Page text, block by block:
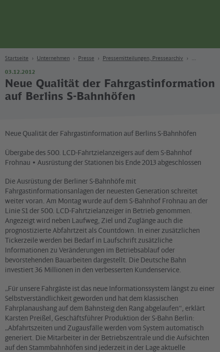
Startseite Unternehmen Presse Pressemitteilungen, Pressearchiv
03.12.2012
Neue Qualität der Fahrgastinformation
auf Berlins S-Bahnhöfen
Neue Qualität der Fahrgastinformation auf Berlins S-Bahnhöfen
Übergabe des 500. LCD-Fahrtzielanzeigers auf dem S-Bahnhof
Frohnau • Ausrüstung der Stationen bis Ende 2013 abgeschlossen
Die Ausrüstung der Berliner S-Bahnhöfe mit
Fahrgastinformationsanlagen der neuesten Generation schreitet
weiter voran. Am Montag wurde auf dem S-Bahnhof Frohnau an der
Linie S1 der 500. LCD-Fahrtzielanzeiger in Betrieb genommen.
Angezeigt wird neben Laufweg, Ziel und Zuglänge auch die
prognostizierte Abfahrtzeit als Countdown. In einer zusätzlichen
Tickerzeile werden bei Bedarf in Laufschrift zusätzliche
Informationen zu Veränderungen im Betriebsablauf oder
bevorstehenden Bauarbeiten dargestellt. Die Deutsche Bahn
investiert 36 Millionen in den verbesserten Kundenservice.
„Für unsere Fahrgäste ist das neue Informationssystem längst zu einer
Selbstverständlichkeit geworden und hat dem klassischen
Fahrplanaushang auf dem Bahnsteig den Rang abgelaufen“, erklärt
Karsten Preißel, Geschäftsführer Produktion der S-Bahn Berlin:
„Abfahrtszeiten und Zugausfälle werden vom System automatisch
generiert. Die Mitarbeiter in der Betriebszentrale und die Aufsichten
auf den Stammbahnhöfen sind jederzeit in der Lage aktuelle